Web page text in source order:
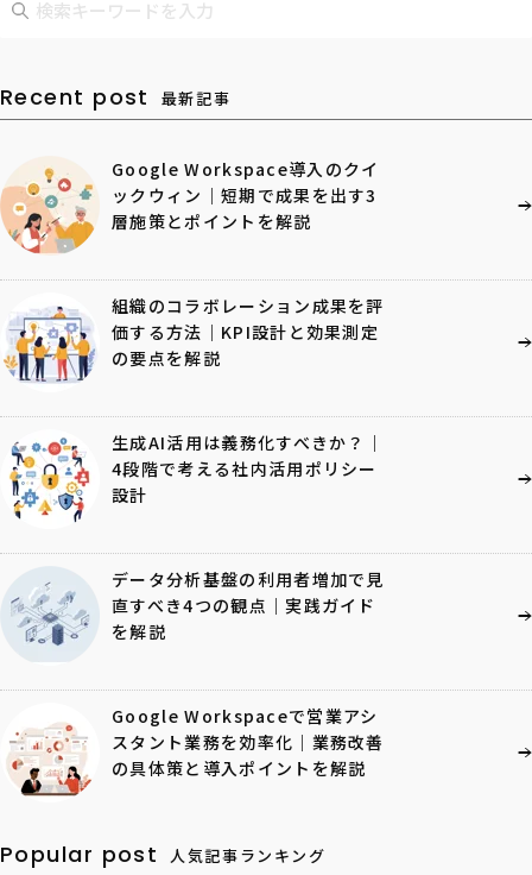
Recent post 最新記事
Google Workspace導入のクイ
ックウィン｜短期で成果を出す3
層施策とポイントを解説
組織のコラボレーション成果を評
価する方法｜KPI設計と効果測定
の要点を解説
生成AI活用は義務化すべきか？｜
4段階で考える社内活用ポリシー
設計
データ分析基盤の利用者増加で見
直すべき4つの観点｜実践ガイド
を解説
Google Workspaceで営業アシ
スタント業務を効率化｜業務改善
の具体策と導入ポイントを解説
Popular post 人気記事ランキング